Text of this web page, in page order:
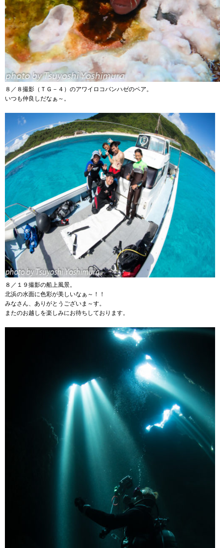
８／８撮影（ＴＧ－４）のアワイロコバンハゼのペア。
いつも仲良しだなぁ～。
８／１９撮影の船上風景。
北浜の水面に色彩が美しいなぁ～！！
みなさん、ありがとうございま～す。
またのお越しを楽しみにお待ちしております。